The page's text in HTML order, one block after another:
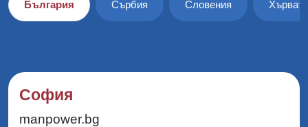
България Сърбия Словения
София
manpower.bg